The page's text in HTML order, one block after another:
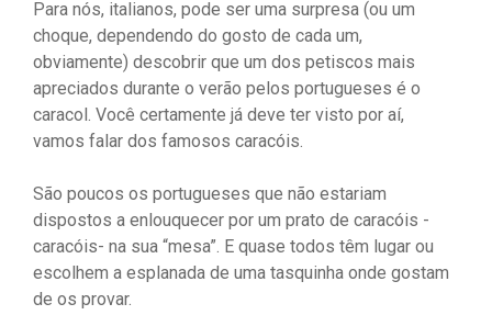
Para nós, italianos, pode ser uma surpresa (ou um
choque, dependendo do gosto de cada um,
obviamente) descobrir que um dos petiscos mais
apreciados durante o verão pelos portugueses é o
caracol. Você certamente já deve ter visto por aí,
vamos falar dos famosos caracóis.
São poucos os portugueses que não estariam
dispostos a enlouquecer por um prato de caracóis -
caracóis- na sua “mesa”. E quase todos têm lugar ou
escolhem a esplanada de uma tasquinha onde gostam
de os provar.